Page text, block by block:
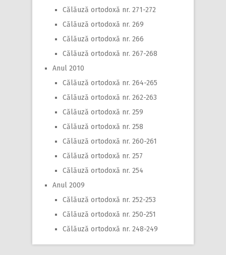
Călăuză ortodoxă nr. 271-272
Călăuză ortodoxă nr. 269
Călăuză ortodoxă nr. 266
Călăuză ortodoxă nr. 267-268
Anul 2010
Călăuză ortodoxă nr. 264-265
Călăuză ortodoxă nr. 262-263
Călăuză ortodoxă nr. 259
Călăuză ortodoxă nr. 258
Călăuză ortodoxă nr. 260-261
Călăuză ortodoxă nr. 257
Călăuză ortodoxă nr. 254
Anul 2009
Călăuză ortodoxă nr. 252-253
Călăuză ortodoxă nr. 250-251
Călăuză ortodoxă nr. 248-249